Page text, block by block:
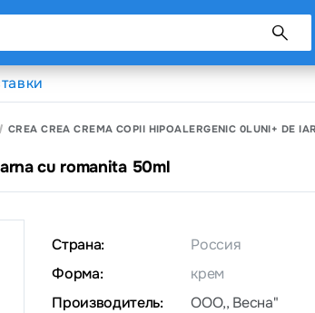
CREA CREA CREMA COPII HIPOALERGENIC 0LUNI+ DE
cu romanita 50ml
Страна:
Россия
Форма:
крем
Производитель:
OOO,, Весна"